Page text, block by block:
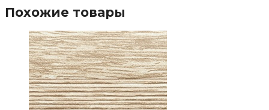
Похожие товары